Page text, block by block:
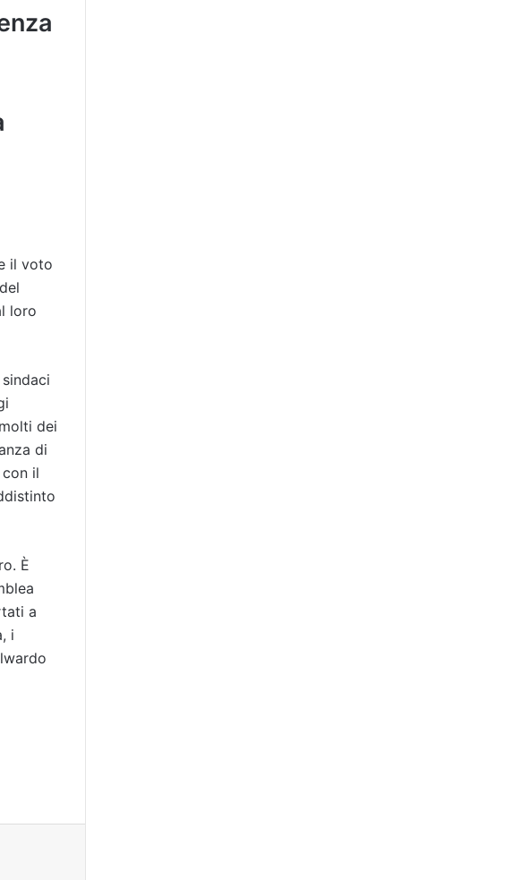
il voto
loro
dei
di
il
È
a
i